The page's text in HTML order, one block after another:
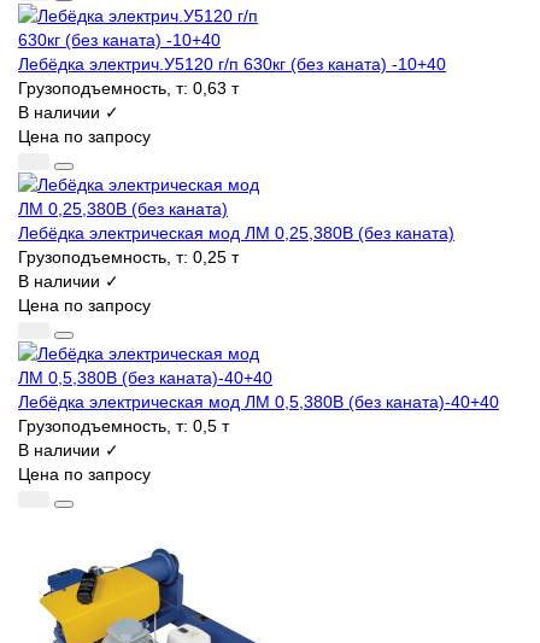
Лебёдка электрич.У5120 г/п 630кг (без каната) -10+40
Грузоподъемность, т: 0,63 т
В наличии ✓
Цена по запросу
Лебёдка электрическая мод ЛМ 0,25,380В (без каната)
Грузоподъемность, т: 0,25 т
В наличии ✓
Цена по запросу
Лебёдка электрическая мод ЛМ 0,5,380В (без каната)-40+40
Грузоподъемность, т: 0,5 т
В наличии ✓
Цена по запросу